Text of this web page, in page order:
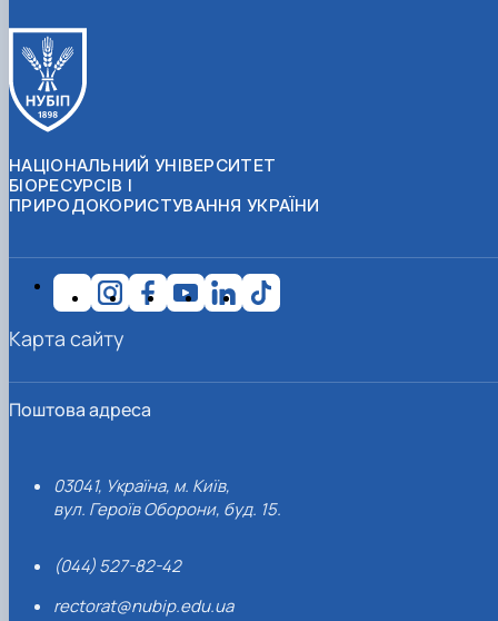
НАЦІОНАЛЬНИЙ УНІВЕРСИТЕТ
БІОРЕСУРСІВ І
ПРИРОДОКОРИСТУВАННЯ УКРАЇНИ
Поштова адреса
03041, Україна, м. Київ,
вул. Героїв Оборони, буд. 15.
(044) 527-82-42
rectorat@nubip.edu.ua
Карта сайту